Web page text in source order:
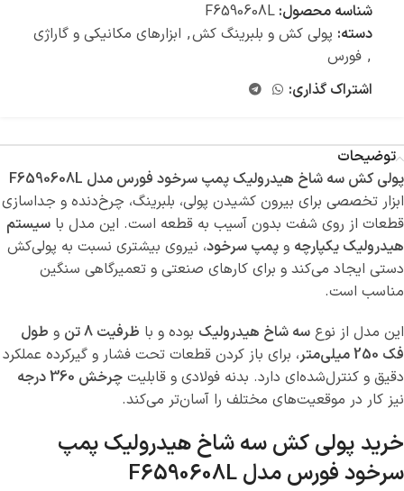
شناسه محصول: F6590608L
دسته: پولی کش و بلبرینگ کش, ابزارهای مکانیکی و گاراژی
, فورس
اشتراک گذاری:
توضیحات
پولی کش سه شاخ هیدرولیک پمپ سرخود فورس مدل F6590608L
ابزار تخصصی برای بیرون کشیدن پولی، بلبرینگ، چرخ‌دنده و جداسازی
قطعات از روی شفت بدون آسیب به قطعه است. این مدل با سیستم
هیدرولیک یکپارچه و پمپ سرخود، نیروی بیشتری نسبت به پولی‌کش
دستی ایجاد می‌کند و برای کارهای صنعتی و تعمیرگاهی سنگین
مناسب است.
این مدل از نوع سه شاخ هیدرولیک بوده و با ظرفیت 8 تن و طول
فک 250 میلی‌متر
، برای باز کردن قطعات تحت فشار و گیرکرده عملکرد
دقیق و کنترل‌شده‌ای دارد. بدنه فولادی و قابلیت چرخش 360 درجه
نیز کار در موقعیت‌های مختلف را آسان‌تر می‌کند.
خرید پولی کش سه شاخ هیدرولیک پمپ
سرخود فورس مدل F6590608L